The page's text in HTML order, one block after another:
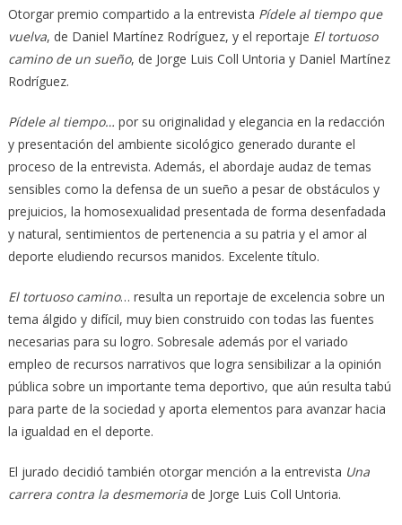
Otorgar premio compartido a la entrevista Pídele al tiempo que
vuelva, de Daniel Martínez Rodríguez, y el reportaje El tortuoso
camino de un sueño, de Jorge Luis Coll Untoria y Daniel Martínez
Rodríguez.
Pídele al tiempo… por su originalidad y elegancia en la redacción
y presentación del ambiente sicológico generado durante el
proceso de la entrevista. Además, el abordaje audaz de temas
sensibles como la defensa de un sueño a pesar de obstáculos y
prejuicios, la homosexualidad presentada de forma desenfadada
y natural, sentimientos de pertenencia a su patria y el amor al
deporte eludiendo recursos manidos. Excelente título.
El tortuoso camino… resulta un reportaje de excelencia sobre un
tema álgido y difícil, muy bien construido con todas las fuentes
necesarias para su logro. Sobresale además por el variado
empleo de recursos narrativos que logra sensibilizar a la opinión
pública sobre un importante tema deportivo, que aún resulta tabú
para parte de la sociedad y aporta elementos para avanzar hacia
la igualdad en el deporte.
El jurado decidió también otorgar mención a la entrevista Una
carrera contra la desmemoriade Jorge Luis Coll Untoria.